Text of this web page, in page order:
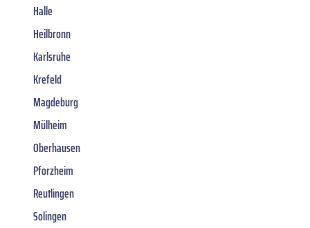
Halle
Heilbronn
Karlsruhe
Krefeld
Magdeburg
Mülheim
Oberhausen
Pforzheim
Reutlingen
Solingen